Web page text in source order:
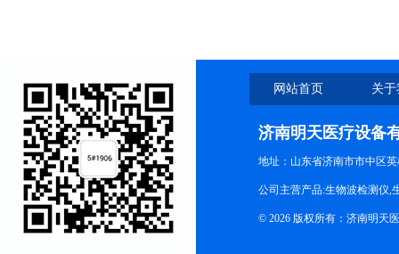
网站首页 关
济南明天医疗设备
地址：山东省济南市市中区
公司主营产品:生物波检测仪,
© 2026 版权所有：济南明天